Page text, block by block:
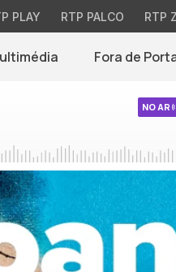
PLAY RTP PALCO RTP
Fora de
NO AR